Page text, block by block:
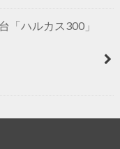
「ハルカス300」